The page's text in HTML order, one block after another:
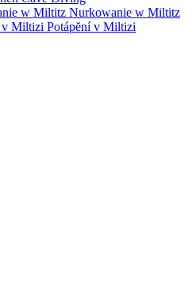
Nurkowanie w Miltitz
Potápĕní v Miltizi